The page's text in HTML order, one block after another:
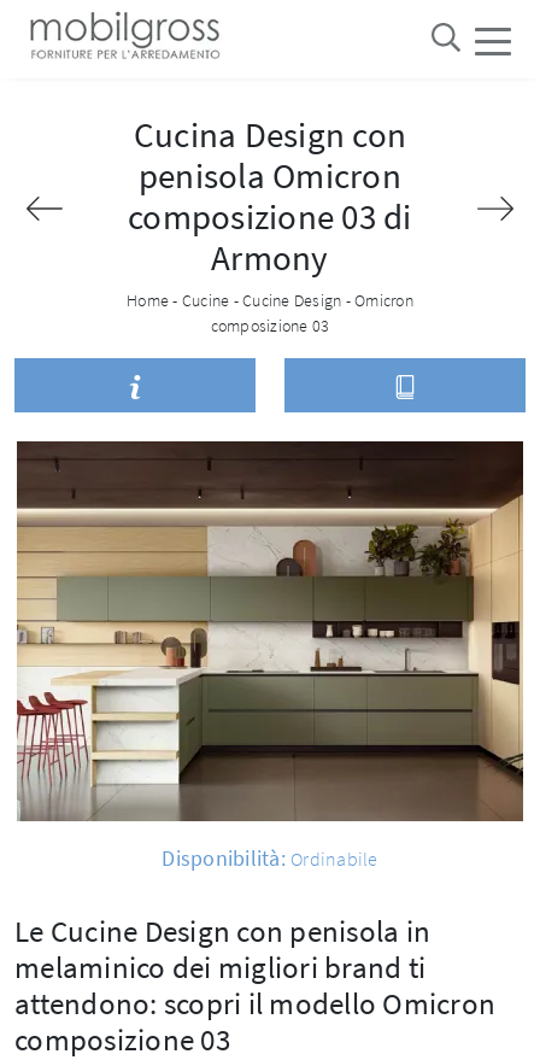
Cucina Design con
penisola Omicron
composizione 03 di
Armony
Home- Cucine -Cucine Design -Omicron
composizione 03
Disponibilità: Ordinabile
Le Cucine Design con penisola in
melaminico dei migliori brand ti
attendono: scopri il modello Omicron
composizione 03